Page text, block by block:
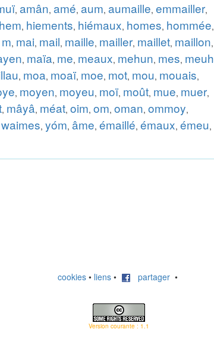
, amân, amé, aum, aumaille, emmailler,
hem, hiements, hiémaux, homes, hommée,
m, mai, mail, maille, mailler, maillet, maillon,
, maïa, me, meaux, mehun, mes, meuh
, moa, moaï, moe, mot, mou, mouais,
, moyen, moyeu, moï, moût, mue, muer,
, mâyâ, méat, oim, om, oman, ommoy,
waimes, yóm, âme, émaillé, émaux, émeu,
cookies • liens • partager •
Version courante : 1.1